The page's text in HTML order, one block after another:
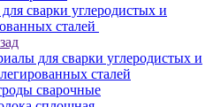
сварки углеродистых и
сталей
для сварки углеродистых и
сталей
сварочные